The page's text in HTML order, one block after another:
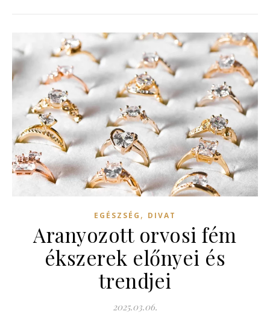
EGÉSZSÉG , DIVAT
Aranyozott orvosi fém
ékszerek előnyei és
trendjei
2025.03.06.